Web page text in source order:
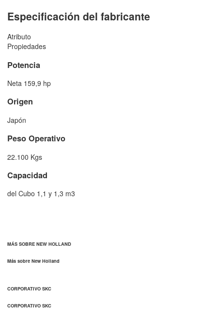
Especificación del fabricante
Atributo
Propiedades
Potencia
Neta 159,9 hp
Origen
Japón
Peso Operativo
22.100 Kgs
Capacidad
del Cubo 1,1 y 1,3 m3
MÁS SOBRE NEW HOLLAND
Más sobre New Holland
CORPORATIVO SKC
CORPORATIVO SKC